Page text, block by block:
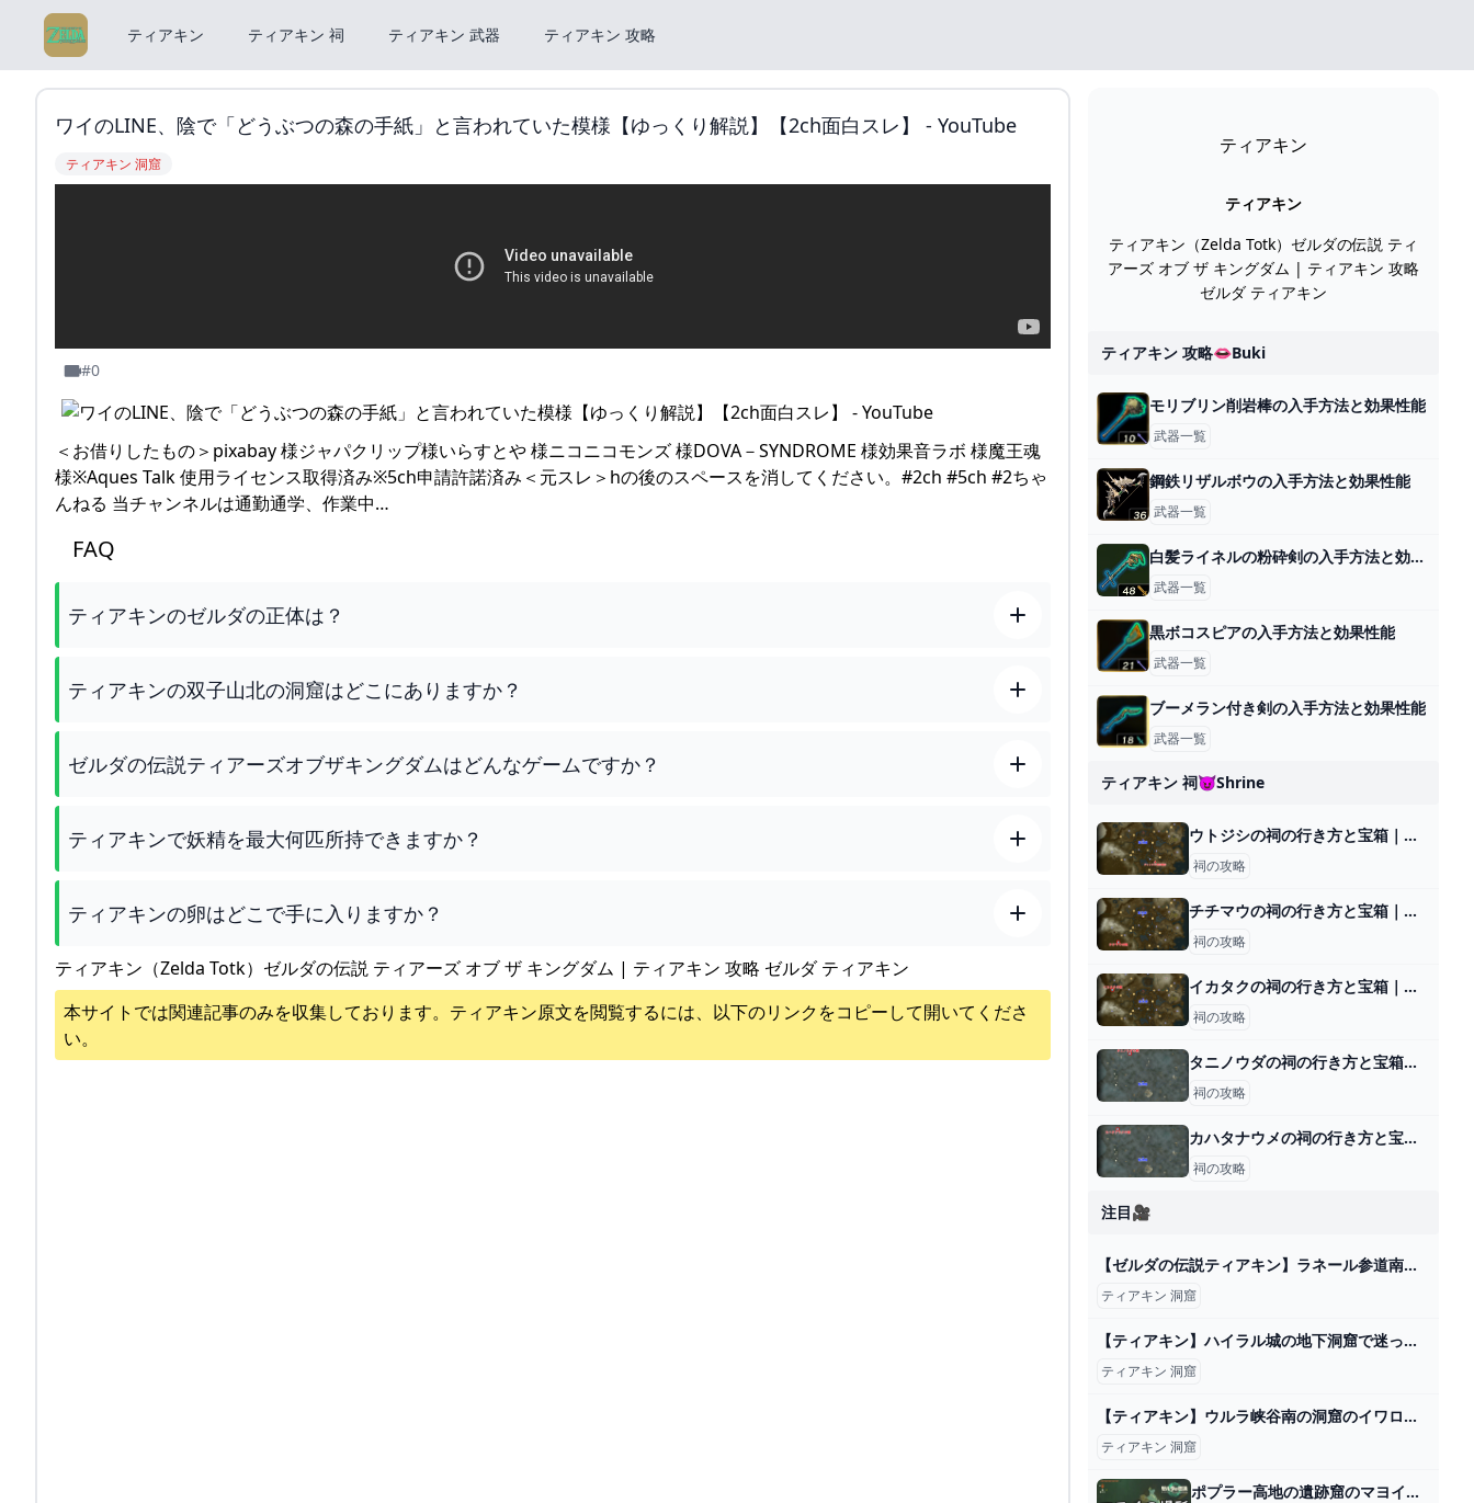
ティアキン ティアキン 祠 ティアキン 武器 ティアキン 攻略
ワイのLINE、陰で「どうぶつの森の手紙」と言われていた模様【ゆっくり解説】【2ch面白スレ】 - YouTube
ティアキン 洞窟
#0
＜お借りしたもの＞pixabay 様ジャパクリップ様いらすとや 様ニコニコモンズ 様DOVA－SYNDROME 様効果音ラボ 様魔王魂
様※Aques Talk 使用ライセンス取得済み※5ch申請許諾済み＜元スレ＞hの後のスペースを消してください。#2ch #5ch #2ちゃ
んねる 当チャンネルは通勤通学、作業中…
FAQ
ティアキンのゼルダの正体は？
ティアキンの双子山北の洞窟はどこにありますか？
ゼルダの伝説ティアーズオブザキングダムはどんなゲームですか？
ティアキンで妖精を最大何匹所持できますか？
ティアキンの卵はどこで手に入りますか？
ティアキン（Zelda Totk）ゼルダの伝説 ティアーズ オブ ザ キングダム | ティアキン 攻略 ゼルダ ティアキン
本サイトでは関連記事のみを収集しております。 ティアキン原文を閲覧するには、以下のリンクをコピーして開いてくださ
い。
ティアキン
ティアキン
ティアキン（Zelda Totk）ゼルダの伝説 ティ
アーズ オブ ザ キングダム | ティアキン 攻略
ゼルダ ティアキン
ティアキン 攻略👄buki
モリブリン削岩棒の入手方法と効果性能
武器一覧
鋼鉄リザルボウの入手方法と効果性能
武器一覧
白髪ライネルの粉砕剣の入手方法と効果性能
武器一覧
黒ボコスピアの入手方法と効果性能
武器一覧
ブーメラン付き剣の入手方法と効果性能
武器一覧
ティアキン 祠😈shrine
ウトジシの祠の行き方と宝箱｜ラウルの祝福
祠の攻略
チチマウの祠の行き方と宝箱｜ラウルの祝福
祠の攻略
イカタクの祠の行き方と宝箱｜ロケットがなくなったら？
祠の攻略
タニノウダの祠の行き方と宝箱｜ラウルの祝福
祠の攻略
カハタナウメの祠の行き方と宝箱｜ラウルの祝福
祠の攻略
注目🎥
【ゼルダの伝説ティアキン】ラネール参道南の洞窟 (マヨイ） - YouTube
ティアキン 洞窟
【ティアキン】ハイラル城の地下洞窟で迷ったわ｜ぽちぽちゲーム速報
ティアキン 洞窟
【ティアキン】ウルラ峡谷南の洞窟のイワロック ゼルダの伝説ティアーズ オブザキングダム #ゼルダの伝説 #ティアキン #zelda #shorts - YouTube
ティアキン 洞窟
ポプラー高地の遺跡窟のマヨイの場所と行き方【ティアキン】 とあるゲームブログの軌跡